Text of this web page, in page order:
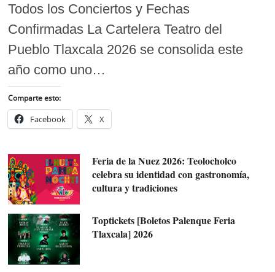
Todos los Conciertos y Fechas
Confirmadas La Cartelera Teatro del
Pueblo Tlaxcala 2026 se consolida este
año como uno…
Comparte esto:
Facebook X
Feria de la Nuez 2026: Teolocholco
celebra su identidad con gastronomía,
cultura y tradiciones
Toptickets [Boletos Palenque Feria
Tlaxcala] 2026